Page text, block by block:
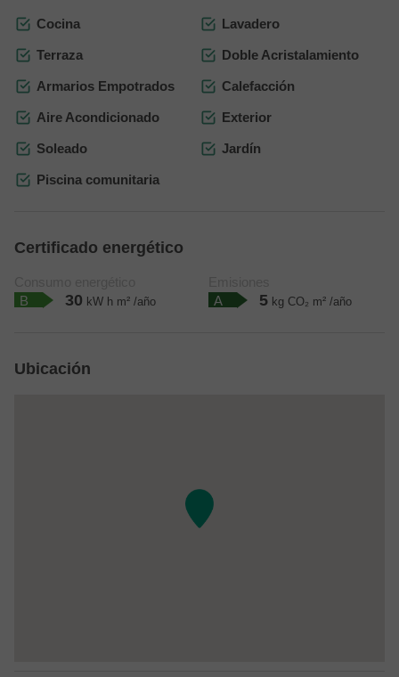
Cocina Lavadero
Terraza Doble Acristalamiento
Armarios Empotrados Calefacción
Aire Acondicionado Exterior
Soleado Jardín
Piscina comunitaria
Certificado energético
B
30 kW h m² /año
A
5 kg CO₂ m² /año
Ubicación